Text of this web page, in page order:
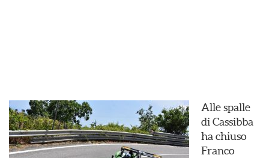
Alle spalle
di Cassibba
ha chiuso
Franco